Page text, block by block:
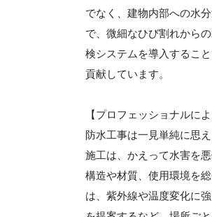
でなく、建物内部への水
で、微細なひび割れから
検システムを導入するこ
貢献しています。
【プロフェッショナルに
防水工事は一見単純に思
施工は、かえって水害を
構造や材質、使用環境を
は、紫外線や温度変化に